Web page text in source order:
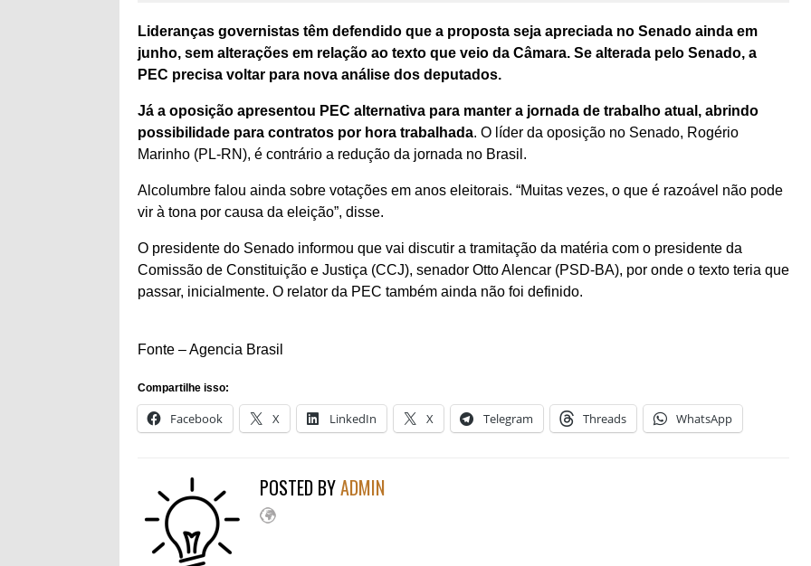
Lideranças governistas têm defendido que a proposta seja apreciada no Senado ainda em
junho, sem alterações em relação ao texto que veio da Câmara. Se alterada pelo Senado, a
PEC precisa voltar para nova análise dos deputados.
Já a oposição apresentou PEC alternativa para manter a jornada de trabalho atual, abrindo
possibilidade para contratos por hora trabalhada. O líder da oposição no Senado, Rogério
Marinho (PL-RN), é contrário a redução da jornada no Brasil.
Alcolumbre falou ainda sobre votações em anos eleitorais. “Muitas vezes, o que é razoável não pode
vir à tona por causa da eleição”, disse.
O presidente do Senado informou que vai discutir a tramitação da matéria com o presidente da
Comissão de Constituição e Justiça (CCJ), senador Otto Alencar (PSD-BA), por onde o texto teria que
passar, inicialmente. O relator da PEC também ainda não foi definido.
Fonte – Agencia Brasil
Compartilhe isso:
Facebook X LinkedIn X Telegram Threads WhatsApp
POSTED BYADMIN